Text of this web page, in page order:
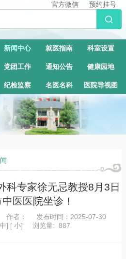
官方微信 预约挂号
新闻中心 就医指南 科室设置
党团工作 通知公告 健康园地
纪检监察 名医名科 医院导视图
科专家徐无忌教授8月3日
医医院坐诊！
作者： 发布时间： 2025-07-30
中] [ 小] 浏览量: 887